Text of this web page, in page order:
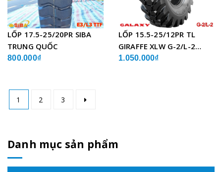
LỐP 17.5-25/20PR SIBA
TRUNG QUỐC
800.000₫
LỐP 15.5-25/12PR TL
GIRAFFE XLW G-2/L-2
GALAXY ẤN ĐỘ
1.050.000₫
1 2 3
Danh mục sản phẩm